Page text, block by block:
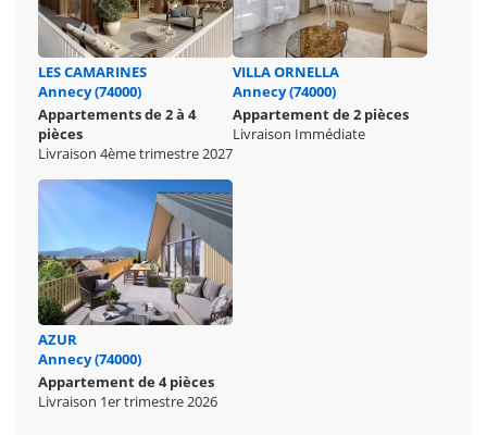
LES CAMARINES
Annecy (74000)
Appartements de 2 à 4
pièces
Livraison 4ème trimestre 2027
VILLA ORNELLA
Annecy (74000)
Appartement de 2 pièces
Livraison Immédiate
AZUR
Annecy (74000)
Appartement de 4 pièces
Livraison 1er trimestre 2026